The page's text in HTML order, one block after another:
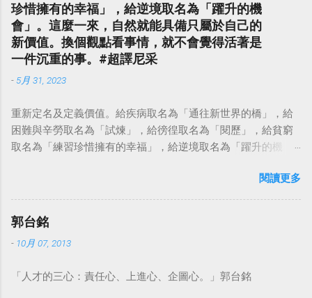
珍惜擁有的幸福」，給逆境取名為「躍升的機
會」。這麼一來，自然就能具備只屬於自己的
新價值。換個觀點看事情，就不會覺得活著是
一件沉重的事。#超譯尼采
- 5月 31, 2023
重新定名及定義價值。給疾病取名為「通往新世界的橋」，給
困難與辛勞取名為「試煉」，給徬徨取名為「閱歷」，給貧窮
取名為「練習珍惜擁有的幸福」，給逆境取名為「躍升的機
點看事情，就不會覺得活著是一件沉重的事。#超譯尼采 — 中
華名言 - Chinese Quotes (@chinese_quotes) May 23, 2023
閱讀更多
郭台銘
- 10月 07, 2013
「人才的三心：責任心、上進心、企圖心。」郭台銘